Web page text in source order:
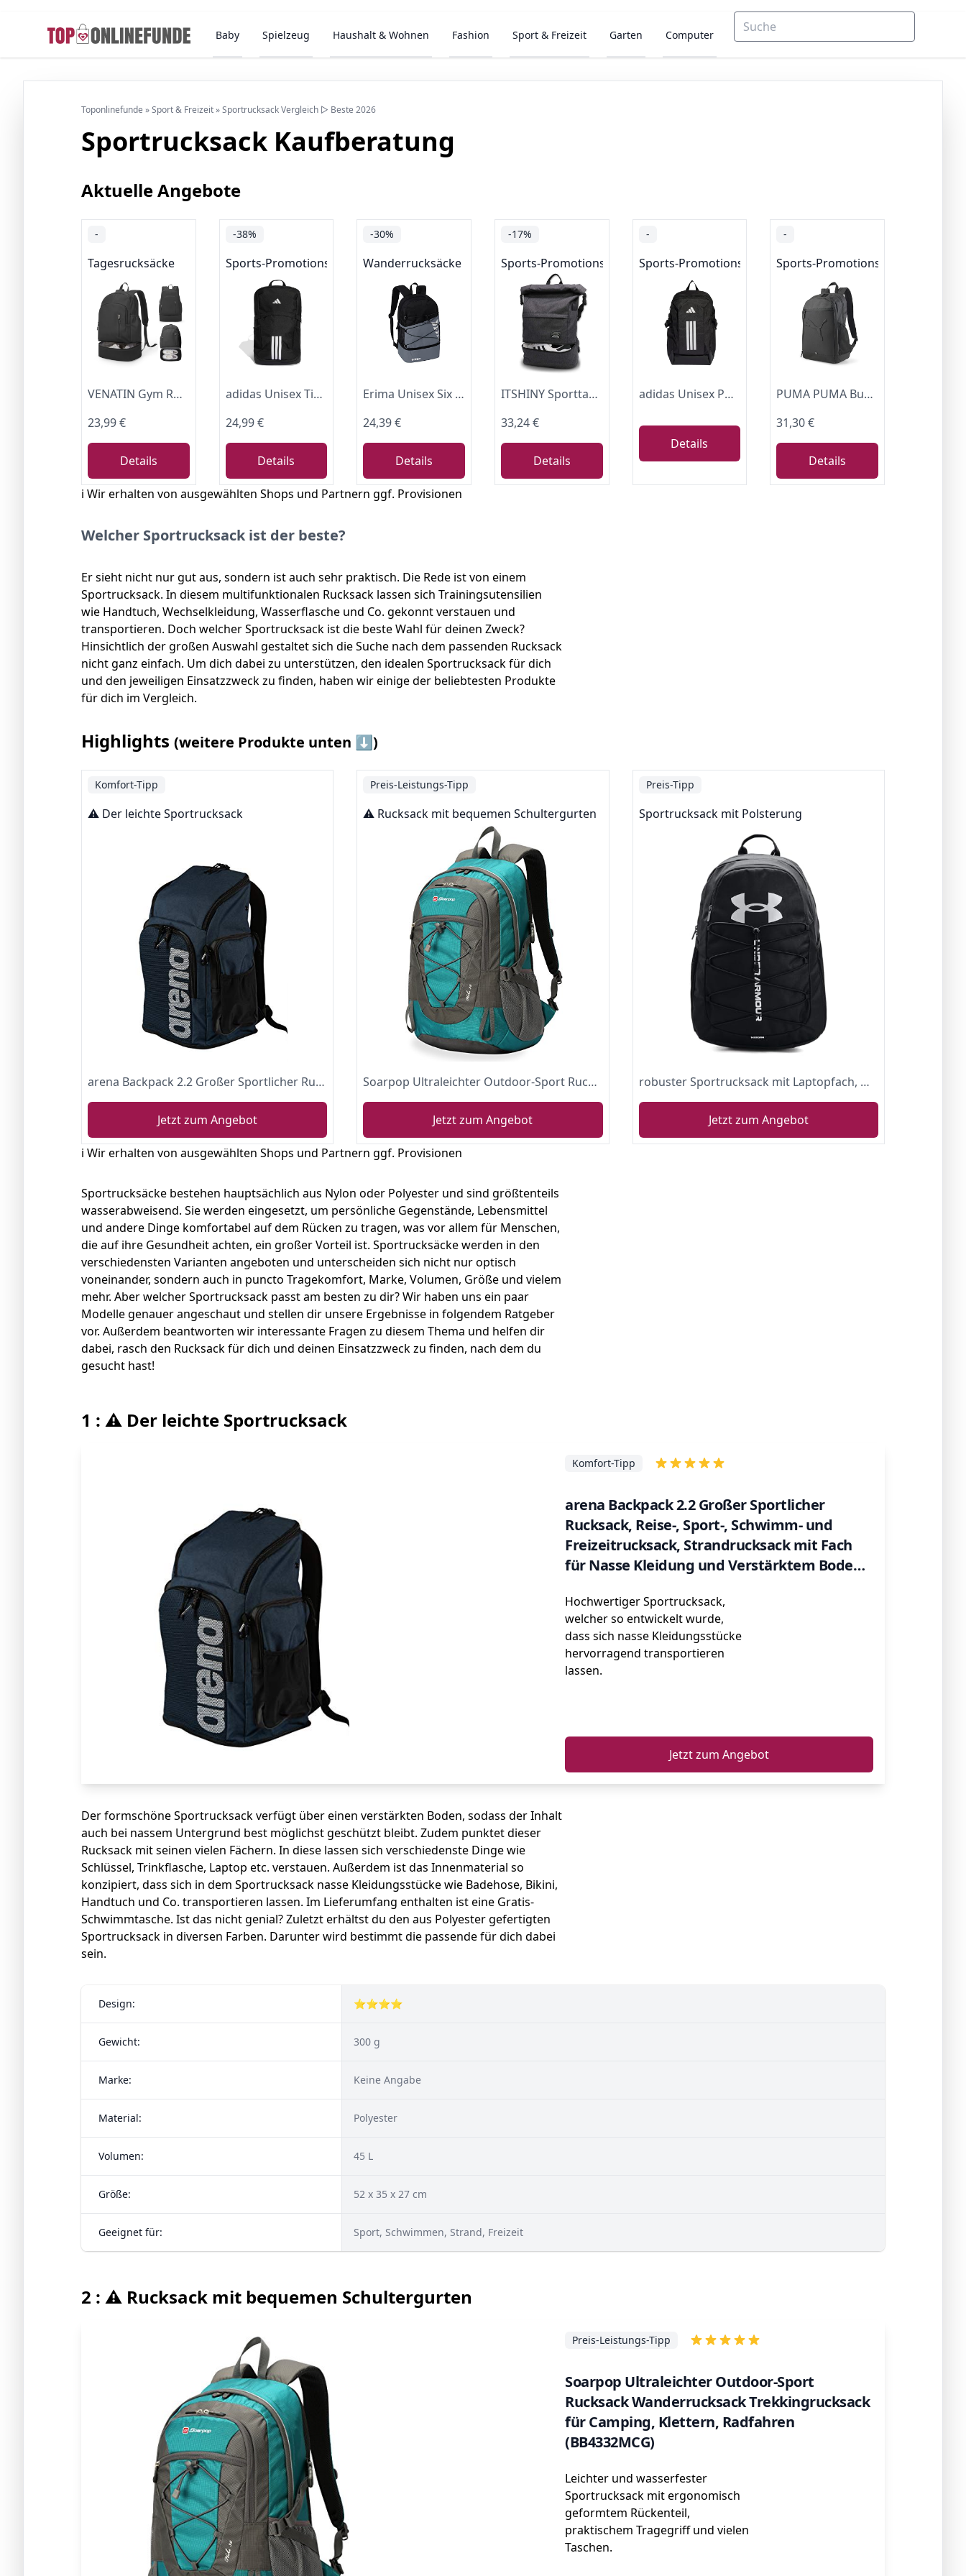
Baby Spielzeug Haushalt & Wohnen Fashion Sport & Freizeit Garten Computer
Toponlinefunde »Sport & Freizeit»Sportrucksack Vergleich ▷ Beste 2026
Sportrucksack Kaufberatung
Aktuelle Angebote
-
Tagesrucksäcke
VENATIN Gym Rucksack damen Sportrucksack mit Schuhfach und Nasstasche,Wasserdichter Freizeitrucksack Sportrucksack Sporttasche für Schwimmen Yoga,Handgepäckrucksack Reise-Laptop-Rucksack,Schwarz
23,99 €
Details
-38%
Sports-Promotions
adidas Unisex Tiro Backpack, black/white, One size
24,99 €
Details
-30%
Wanderrucksäcke
Erima Unisex Six Wings Rucksack mit Bodenfach
24,39 €
Details
-17%
Sports-Promotions
ITSHINY Sporttasche für männer Frauen, Umhängetasche für das Fitnessstudio, Reiserucksack,Gym Bag 3 in 1 Design mit Schuhfach, Gym Tasche wasserdicht und leicht
33,24 €
Details
-
Sports-Promotions
adidas Unisex Power Backpack, black/white, One size
Details
-
Sports-Promotions
PUMA PUMA Buzz Backpack, Unisex-Erwachsene Rucksack, Schwarz, OSFA -
31,30 €
Details
ℹ️ Wir erhalten von ausgewählten Shops und Partnern ggf. Provisionen
Welcher Sportrucksack ist der beste?
Er sieht nicht nur gut aus, sondern ist auch sehr praktisch. Die Rede ist von einem
Sportrucksack. In diesem multifunktionalen Rucksack lassen sich Trainingsutensilien
wie Handtuch, Wechselkleidung, Wasserflasche und Co. gekonnt verstauen und
transportieren. Doch welcher Sportrucksack ist die beste Wahl für deinen Zweck?
Hinsichtlich der großen Auswahl gestaltet sich die Suche nach dem passenden Rucksack
nicht ganz einfach. Um dich dabei zu unterstützen, den idealen Sportrucksack für dich
und den jeweiligen Einsatzzweck zu finden, haben wir einige der beliebtesten Produkte
für dich im Vergleich.
Highlights (weitere Produkte unten ⬇️)
Komfort-Tipp
⚠️ Der leichte Sportrucksack
arena Backpack 2.2 Großer Sportlicher Rucksack, Reise-, Sport-, Schwimm- und Freizeitrucksack, Strandrucksack mit Fach für Nasse Kleidung und Verstärktem Boden, 45 Liter
Jetzt zum Angebot
Preis-Leistungs-Tipp
⚠️ Rucksack mit bequemen Schultergurten
Soarpop Ultraleichter Outdoor-Sport Rucksack Wanderrucksack Trekkingrucksack für Camping, Klettern, Radfahren (BB4332MCG)
Jetzt zum Angebot
Preis-Tipp
Sportrucksack mit Polsterung
robuster Sportrucksack mit Laptopfach, wasserabweisender und vielseitiger Laptop Rucksack
Jetzt zum Angebot
ℹ️ Wir erhalten von ausgewählten Shops und Partnern ggf. Provisionen
Sportrucksäcke bestehen hauptsächlich aus Nylon oder Polyester und sind größtenteils
wasserabweisend. Sie werden eingesetzt, um persönliche Gegenstände, Lebensmittel
und andere Dinge komfortabel auf dem Rücken zu tragen, was vor allem für Menschen,
die auf ihre Gesundheit achten, ein großer Vorteil ist. Sportrucksäcke werden in den
verschiedensten Varianten angeboten und unterscheiden sich nicht nur optisch
voneinander, sondern auch in puncto Tragekomfort, Marke, Volumen, Größe und vielem
mehr. Aber welcher Sportrucksack passt am besten zu dir? Wir haben uns ein paar
Modelle genauer angeschaut und stellen dir unsere Ergebnisse in folgendem Ratgeber
vor. Außerdem beantworten wir interessante Fragen zu diesem Thema und helfen dir
dabei, rasch den Rucksack für dich und deinen Einsatzzweck zu finden, nach dem du
gesucht hast!
1 : ⚠️ Der leichte Sportrucksack
arena Backpack 2.2 Großer Sportlicher
Rucksack, Reise-, Sport-, Schwimm- und
Freizeitrucksack, Strandrucksack mit Fach
für Nasse Kleidung und Verstärktem Boden,
Komfort-Tipp
Hochwertiger Sportrucksack,
welcher so entwickelt wurde,
dass sich nasse Kleidungsstücke
hervorragend transportieren
lassen.
Jetzt zum Angebot
Der formschöne Sportrucksack verfügt über einen verstärkten Boden, sodass der Inhalt
auch bei nassem Untergrund best möglichst geschützt bleibt. Zudem punktet dieser
Rucksack mit seinen vielen Fächern. In diese lassen sich verschiedenste Dinge wie
Schlüssel, Trinkflasche, Laptop etc. verstauen. Außerdem ist das Innenmaterial so
konzipiert, dass sich in dem Sportrucksack nasse Kleidungsstücke wie Badehose, Bikini,
Handtuch und Co. transportieren lassen. Im Lieferumfang enthalten ist eine Gratis-
Schwimmtasche. Ist das nicht genial? Zuletzt erhältst du den aus Polyester gefertigten
Sportrucksack in diversen Farben. Darunter wird bestimmt die passende für dich dabei
sein.
Design: ⭐⭐⭐⭐
Gewicht: 300 g
Marke: Keine Angabe
Material: Polyester
Volumen: 45 L
Größe: 52 x 35 x 27 cm
Geeignet für: Sport, Schwimmen, Strand, Freizeit
2 : ⚠️ Rucksack mit bequemen Schultergurten
Soarpop Ultraleichter Outdoor-Sport
Rucksack Wanderrucksack Trekkingrucksack
für Camping, Klettern, Radfahren
(BB4332MCG)
Preis-Leistungs-Tipp
Leichter und wasserfester
Sportrucksack mit ergonomisch
geformtem Rückenteil,
praktischem Tragegriff und vielen
Taschen.